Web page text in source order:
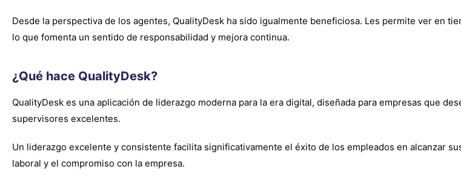
Desde la perspectiva de los agentes, QualityDesk ha sido igualmente beneficiosa. Les permite ver en
lo que fomenta un sentido de responsabilidad y mejora continua.
¿Qué hace QualityDesk?
QualityDesk es una aplicación de liderazgo moderna para la era digital, diseñada para empresas que
supervisores excelentes.
Un liderazgo excelente y consistente facilita significativamente el éxito de los empleados en alcanzar
laboral y el compromiso con la empresa.